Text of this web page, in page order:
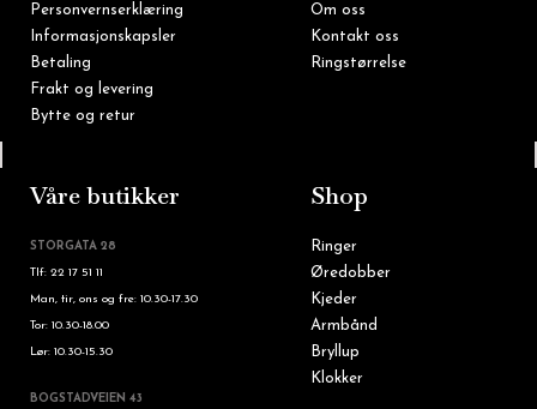
Personvernserklæring
Informasjonskapsler
Betaling
Frakt og levering
Bytte og retur
Om oss
Kontakt oss
Ringstørrelse
Våre butikker
STORGATA 28
Tlf: 22 17 51 11
Man, tir, ons og fre: 10.30-17.30
Tor: 10.30-18.00
Lør: 10.30-15.30
BOGSTADVEIEN 43
Shop
Ringer
Øredobber
Kjeder
Armbånd
Bryllup
Klokker